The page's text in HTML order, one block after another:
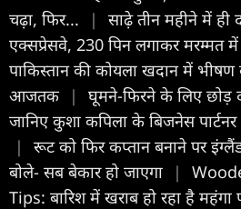
चढ़ा, फिर...
|
साढ़े तीन महीने में ही
एक्सप्रेसवे, 230 पिन लगाकर मरम्मत
पाकिस्तान की कोयला खदान में भीषण
आजतक
|
घूमने-फिरने के ल‍िए छोड़
जानिए कुशा कप‍िला के बिजनेस
|
रूट को फिर कप्तान बनाने पर
बोले- सब बेकार हो जाएगा
|
Tips: बारिश में खराब हो रहा है